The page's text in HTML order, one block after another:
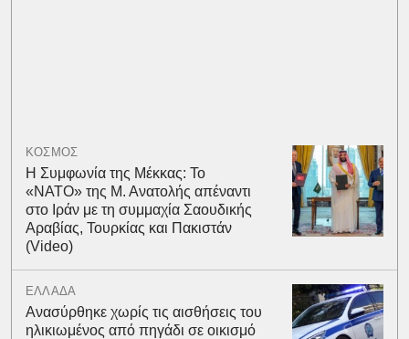
ΚΟΣΜΟΣ
Η Συμφωνία της Μέκκας: Το
«ΝΑΤΟ» της Μ. Ανατολής απέναντι
στο Ιράν με τη συμμαχία Σαουδικής
Αραβίας, Τουρκίας και Πακιστάν
(Video)
ΕΛΛΑΔΑ
Ανασύρθηκε χωρίς τις αισθήσεις του
ηλικιωμένος από πηγάδι σε οικισμό